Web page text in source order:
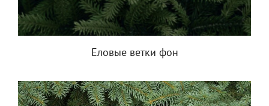
Еловые ветки фон